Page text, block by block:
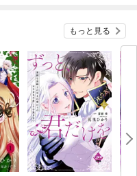
もっと見る